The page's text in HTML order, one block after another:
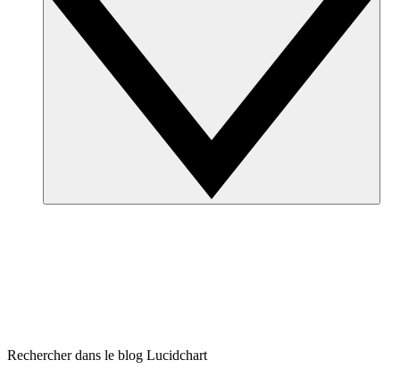
Rechercher dans le blog Lucidchart